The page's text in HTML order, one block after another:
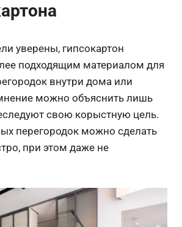
уверены, гипсокартон
подходящим материалом для
внутри дома или
можно объяснить лишь
свою корыстную цель.
перегородок можно сделать
при этом даже не